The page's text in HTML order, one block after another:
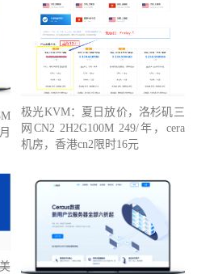
极光KVM：夏日放价，洛杉矶三
网CN2 2H2G100M 249/年，cera
机房，香港cn2限时16元